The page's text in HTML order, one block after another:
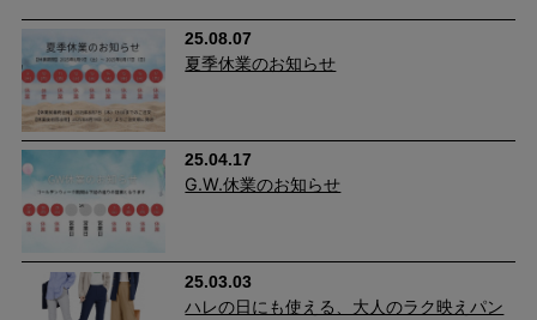
25.08.07
夏季休業のお知らせ
25.04.17
G.W.休業のお知らせ
25.03.03
ハレの日にも使える、大人のラク映えパン